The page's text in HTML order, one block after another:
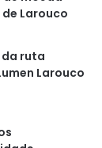
Larouco
ruta
Larouco